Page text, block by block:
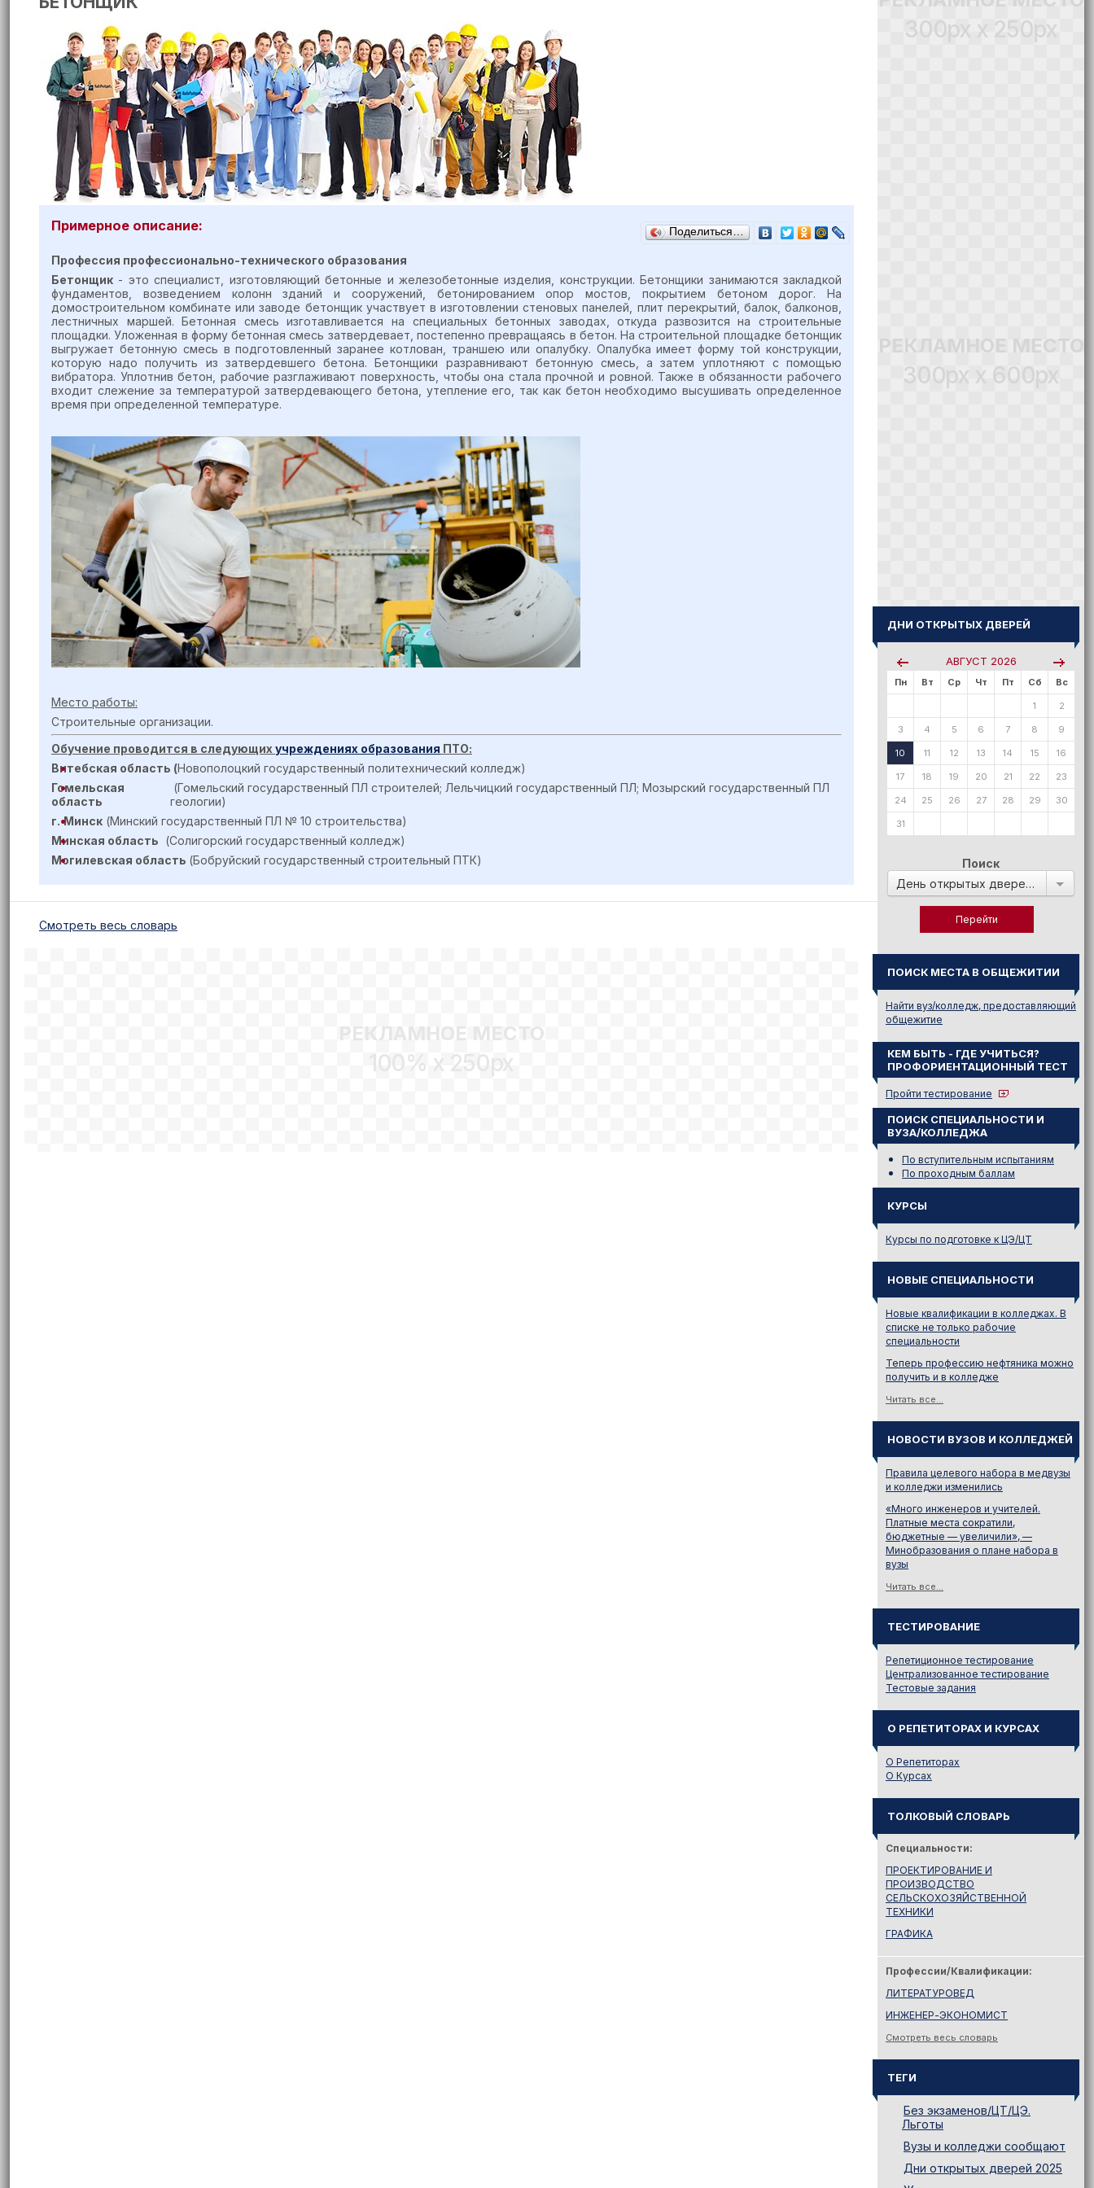
Примерное описание: Поделиться…
Профессия профессионально-технического образования
Бетонщик - это специалист, изготовляющий бетонные и железобетонные изделия, конструкции. Бетонщики занимаются закладкой
фундаментов, возведением колонн зданий и сооружений, бетонированием опор мостов, покрытием бетоном дорог. На
домостроительном комбинате или заводе бетонщик участвует в изготовлении стеновых панелей, плит перекрытий, балок, балконов,
лестничных маршей. Бетонная смесь изготавливается на специальных бетонных заводах, откуда развозится на строительные
площадки. Уложенная в форму бетонная смесь затвердевает, постепенно превращаясь в бетон. На строительной площадке бетонщик
выгружает бетонную смесь в подготовленный заранее котлован, траншею или опалубку. Опалубка имеет форму той конструкции,
которую надо получить из затвердевшего бетона. Бетонщики разравнивают бетонную смесь, а затем уплотняют с помощью
вибратора. Уплотнив бетон, рабочие разглаживают поверхность, чтобы она стала прочной и ровной. Также в обязанности рабочего
входит слежение за температурой затвердевающего бетона, утепление его, так как бетон необходимо высушивать определенное
время при определенной температуре.
Место работы:
Строительные организации.
Обучение проводится в следующих учреждениях образования ПТО:
Витебская область (Новополоцкий государственный политехнический колледж)
Гомельская
область
(Гомельский государственный ПЛ строителей; Лельчицкий государственный ПЛ; Мозырский государственный ПЛ
геологии)
г. Минск (Минский государственный ПЛ № 10 строительства)
Минская область (Солигорский государственный колледж)
Могилевская область (Бобруйский государственный строительный ПТК)
Cмотреть весь словарь
РЕКЛАМНОЕ МЕСТО
100% x 250px
300px x 250px
РЕКЛАМНОЕ МЕСТО
300px x 600px
ДНИ ОТКРЫТЫХ ДВЕРЕЙ
АВГУСТ 2026
Пн Вт Ср Чт Пт Сб Вс
1 2
3 4 5 6 7 8 9
10 11 12 13 14 15 16
17 18 19 20 21 22 23
24 25 26 27 28 29 30
31
Поиск
День открытых дверей в:
ПОИСК МЕСТА В ОБЩЕЖИТИИ
Найти вуз/колледж, предоставляющий
общежитие
КЕМ БЫТЬ - ГДЕ УЧИТЬСЯ?
ПРОФОРИЕНТАЦИОННЫЙ ТЕСТ
Пройти тестирование
ПОИСК СПЕЦИАЛЬНОСТИ И
ВУЗА/КОЛЛЕДЖА
По вступительным испытаниям
По проходным баллам
КУРСЫ
Курсы по подготовке к ЦЭ/ЦТ
НОВЫЕ СПЕЦИАЛЬНОСТИ
Новые квалификации в колледжах. В
списке не только рабочие
специальности
Теперь профессию нефтяника можно
получить и в колледже
Читать все...
НОВОСТИ ВУЗОВ И КОЛЛЕДЖЕЙ
Правила целевого набора в медвузы
и колледжи изменились
«Много инженеров и учителей.
Платные места сократили,
бюджетные — увеличили», —
Минобразования о плане набора в
вузы
Читать все...
ТЕСТИРОВАНИЕ
Репетиционное тестирование
Централизованное тестирование
Тестовые задания
О РЕПЕТИТОРАХ И КУРСАХ
О Репетиторах
О Курсах
ТОЛКОВЫЙ СЛОВАРЬ
Специальности:
ПРОЕКТИРОВАНИЕ И
ПРОИЗВОДСТВО
СЕЛЬСКОХОЗЯЙСТВЕННОЙ
ТЕХНИКИ
ГРАФИКА
Профессии/Квалификации:
ЛИТЕРАТУРОВЕД
ИНЖЕНЕР-ЭКОНОМИСТ
Смотреть весь словарь
ТЕГИ
Без экзаменов/ЦТ/ЦЭ.
Льготы
Вузы и колледжи сообщают
Дни открытых дверей 2025